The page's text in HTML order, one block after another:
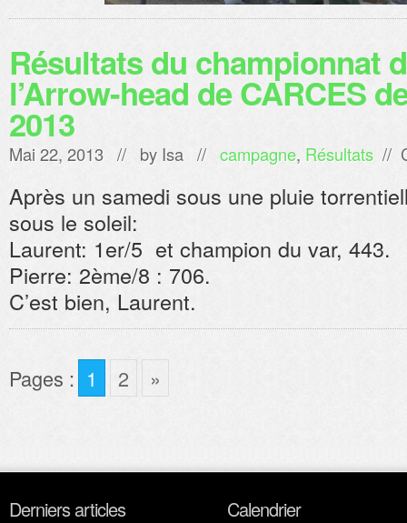
Résultats du championnat
l’Arrow-head de CARCES
2013
Mai 22, 2013 // by Isa // campagne, Résultats //
Après un samedi sous une pluie
sous le soleil:
Laurent: 1er/5 et champion du var, 443.
Pierre: 2ème/8 : 706.
C’est bien, Laurent.
Pages : 1 2 »
Derniers articles Calendrier